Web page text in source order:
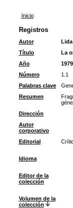
Inicio
Registros
Autor
Lida
Título
La
Año
1979
Número
1.1
Palabras clave
Resumen
Dirección
Autor
corporativo
Editorial
Idioma
Editor de la
colección
Volumen de la
colección